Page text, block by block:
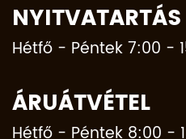
NYITVATARTÁS
Hétfő - Péntek 7:00 -
ÁRUÁTVÉTEL
Hétfő - Péntek 8:00 -